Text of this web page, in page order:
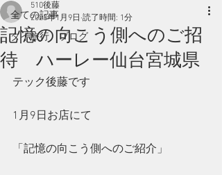
全ての記事
タイ旅行 ブログ
記憶の向こう側へのご招
待 ハーレー仙台宮城県
510後藤
2023年1月9日 読了時間: 1分
テック後藤です
1月9日お店にて
「記憶の向こう側へのご紹介」